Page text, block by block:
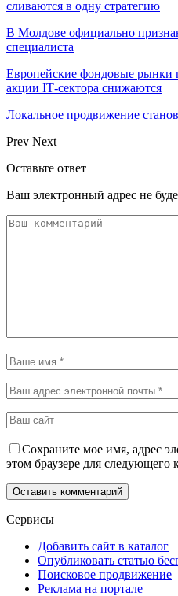
сливаются в одну стратегию
В Молдове официально
специалиста
Европейские фондовые рынки
акции IT‑сектора снижаются
Локальное продвижение
Prev Next
Оставьте ответ
Ваш электронный адрес не
Сохраните мое имя, адрес
этом браузере для следующего
Сервисы
Добавить сайт в каталог
Опубликовать статью
Поисковое продвижение
Реклама на портале